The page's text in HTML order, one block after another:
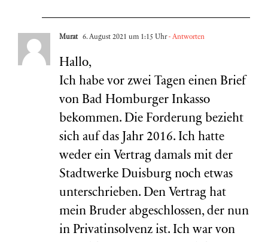
Murat 6. August 2021 um 1:15 Uhr- Antworten
Hallo,
Ich habe vor zwei Tagen einen Brief
von Bad Homburger Inkasso
bekommen. Die Forderung bezieht
sich auf das Jahr 2016. Ich hatte
weder ein Vertrag damals mit der
Stadtwerke Duisburg noch etwas
unterschrieben. Den Vertrag hat
mein Bruder abgeschlossen, der nun
in Privatinsolvenz ist. Ich war von